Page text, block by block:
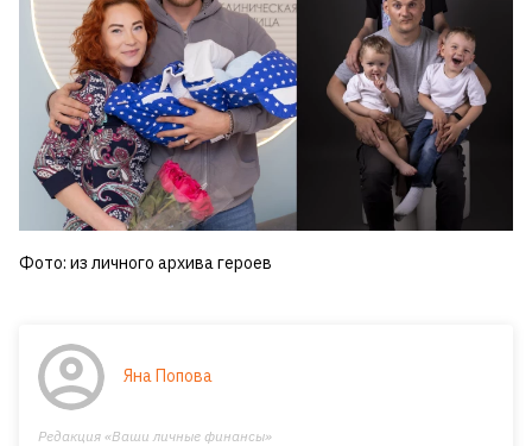
Фото: из личного архива героев
Яна Попова
Редакция «Ваши личные финансы»